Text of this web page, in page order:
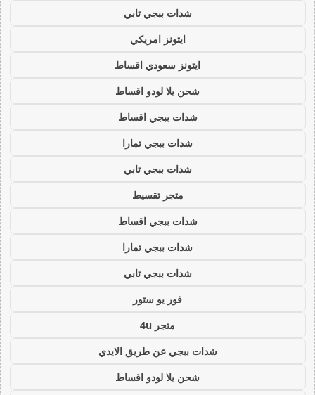
شدات ببجي تابي
ايتونز امريكي
ايتونز سعودي اقساط
شحن يلا لودو اقساط
شدات ببجي اقساط
شدات ببجي تمارا
شدات ببجي تابي
متجر تقسيط
شدات ببجي اقساط
شدات ببجي تمارا
شدات ببجي تابي
فور يو ستور
متجر 4u
شدات ببجي عن طريق الايدي
شحن يلا لودو اقساط